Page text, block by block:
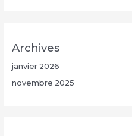
Archives
janvier 2026
novembre 2025